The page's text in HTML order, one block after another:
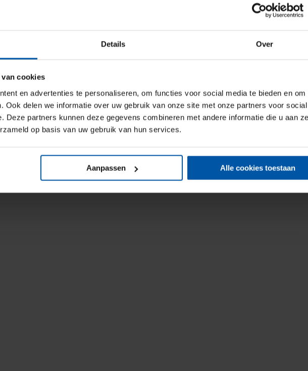
Details Over
cookies
en advertenties te personaliseren, om functies voor social media te bieden en om
Ook delen we informatie over uw gebruik van onze site met onze partners voor social
Deze partners kunnen deze gegevens combineren met andere informatie die u aan
op basis van uw gebruik van hun services.
Aanpassen Alle cookies toestaan
Dat kan voordelig uitpakken, maar naast
uzelf bijvoorbeeld de volgende vragen als u
polis?
zoals speciale services en online apps?
zaken als duurzaamheid en preventie?